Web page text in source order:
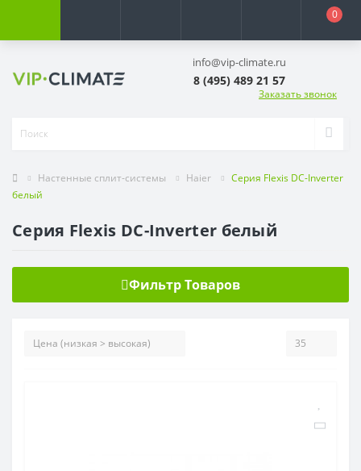
0
info@vip-climate.ru
8 (495) 489 21 57
Заказать звонок
Настенные сплит-системы Haier
Серия Flexis DC-Inverter
белый
Серия Flexis DC-Inverter белый
Фильтр Товаров